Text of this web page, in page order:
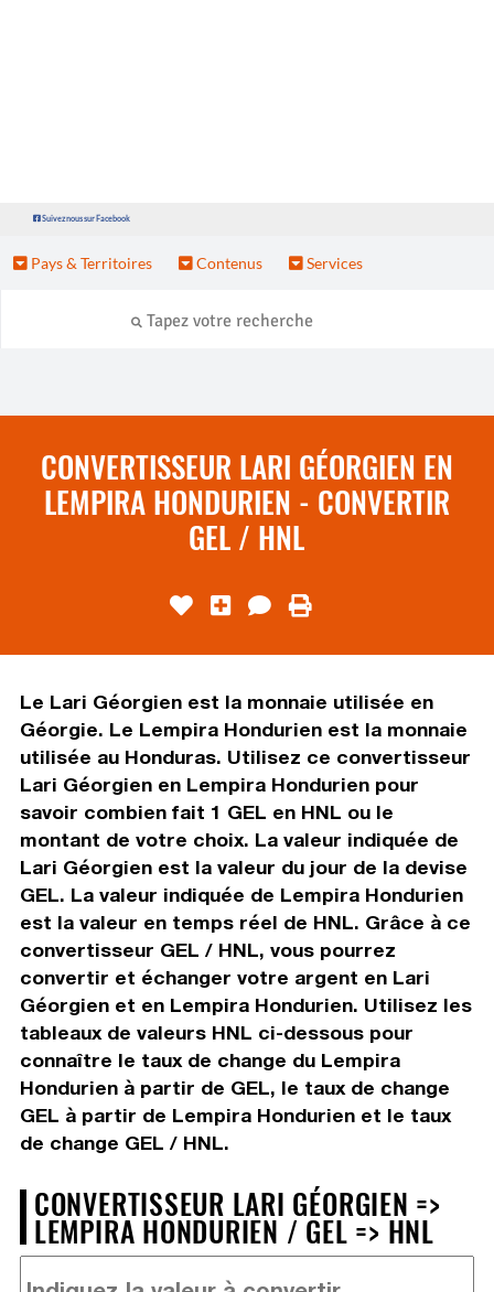
Suivez nous sur Facebook
Pays & Territoires Contenus Services
CONVERTISSEUR LARI GÉORGIEN EN
LEMPIRA HONDURIEN - CONVERTIR
GEL / HNL
Le Lari Géorgien est la monnaie utilisée en
Géorgie. Le Lempira Hondurien est la monnaie
utilisée au Honduras. Utilisez ce convertisseur
Lari Géorgien en Lempira Hondurien pour
savoir combien fait 1 GEL en HNL ou le
montant de votre choix. La valeur indiquée de
Lari Géorgien est la valeur du jour de la devise
GEL. La valeur indiquée de Lempira Hondurien
est la valeur en temps réel de HNL. Grâce à ce
convertisseur GEL / HNL, vous pourrez
convertir et échanger votre argent en Lari
Géorgien et en Lempira Hondurien. Utilisez les
tableaux de valeurs HNL ci-dessous pour
connaître le taux de change du Lempira
Hondurien à partir de GEL, le taux de change
GEL à partir de Lempira Hondurien et le taux
de change GEL / HNL.
CONVERTISSEUR LARI GÉORGIEN =>
LEMPIRA HONDURIEN / GEL => HNL